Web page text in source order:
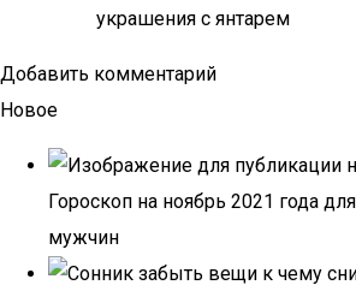
украшения с янтарем
Добавить комментарий
Новое
Гороскоп на ноябрь 2021 года
мужчин